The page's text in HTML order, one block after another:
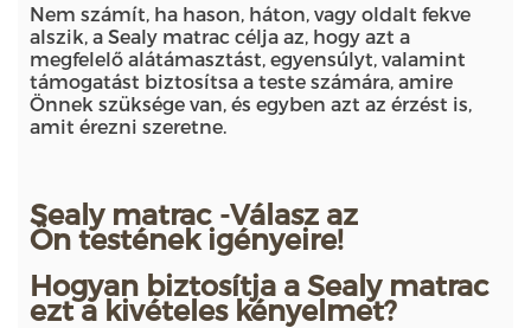
Nem számít, ha hason, háton, vagy oldalt fekve
alszik, a Sealy matrac célja az, hogy azt a
megfelelő alátámasztást, egyensúlyt, valamint
támogatást biztosítsa a teste számára, amire
Önnek szüksége van, és egyben azt az érzést is,
amit érezni szeretne.
Sealy matrac -Válasz az
Ön testének igényeire!
Hogyan biztosítja a Sealy matrac
ezt a kivételes kényelmet?